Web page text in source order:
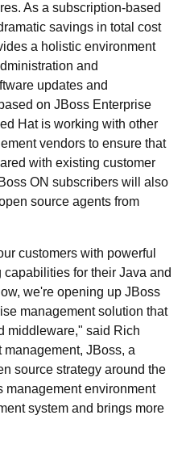
As a subscription-based
savings in total cost
a holistic environment
and
updates and
on JBoss Enterprise
Hat is working with other
vendors to ensure that
with existing customer
ON subscribers will also
source agents from
customers with powerful
for their Java and
we're opening up JBoss
management solution that
middleware," said Rich
management, JBoss, a
source strategy around the
management environment
system and brings more